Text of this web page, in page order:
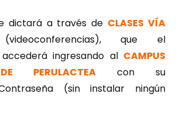
dictará a través de CLASES VÍA
que el
ingresando al CAMPUS
PERULACTEA con su
(sin instalar ningún